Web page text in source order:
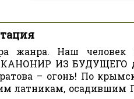
жанра. Наш
КАНОНИР ИЗ БУДУЩЕГО
– огонь! По
латникам, осадившим